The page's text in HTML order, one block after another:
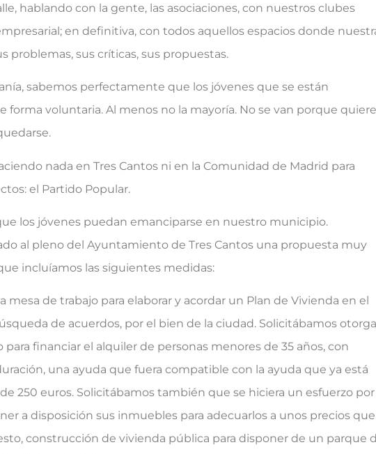
hablando con la gente, las asociaciones, con nuestros clubes
en definitiva, con todos aquellos espacios donde
sus críticas, sus propuestas.
sabemos perfectamente que los jóvenes que se están
voluntaria. Al menos no la mayoría. No se van porque
nada en Tres Cantos ni en la Comunidad de Madrid para
el Partido Popular.
los jóvenes puedan emanciparse en nuestro municipio.
al pleno del Ayuntamiento de Tres Cantos una propuesta muy
incluíamos las siguientes medidas:
de trabajo para elaborar y acordar un Plan de Vivienda en el
de acuerdos, por el bien de la ciudad. Solicitábamos
financiar el alquiler de personas menores de 35 años, con
una ayuda que fuera compatible con la ayuda que ya está
250 euros. Solicitábamos también que se hiciera un esfuerzo por
a disposición sus inmuebles para adecuarlos a unos precios que
construcción de vivienda pública para disponer de un parque